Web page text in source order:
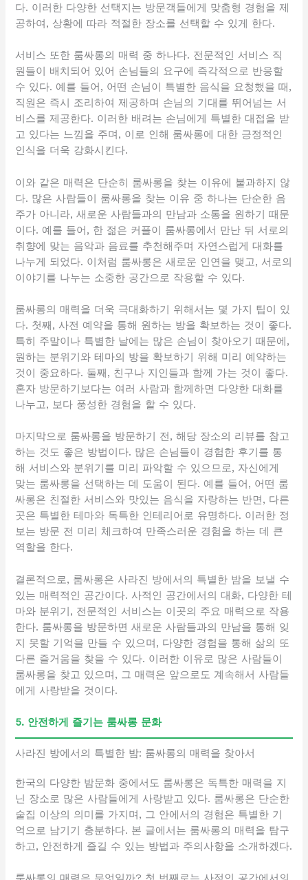
다. 이러한 다양한 선택지는 방문객들에게 맞춤형 경험을 제
공하여, 상황에 따라 적절한 장소를 선택할 수 있게 한다.
서비스 또한 룸싸롱의 매력 중 하나다. 전문적인 서비스 직
원들이 배치되어 있어 손님들의 요구에 즉각적으로 반응할
수 있다. 예를 들어, 어떤 손님이 특별한 음식을 요청했을 때,
직원은 즉시 조리하여 제공하며 손님의 기대를 뛰어넘는 서
비스를 제공한다. 이러한 배려는 손님에게 특별한 대접을 받
고 있다는 느낌을 주며, 이로 인해 룸싸롱에 대한 긍정적인
인식을 더욱 강화시킨다.
이와 같은 매력은 단순히 룸싸롱을 찾는 이유에 불과하지 않
다. 많은 사람들이 룸싸롱을 찾는 이유 중 하나는 단순한 음
주가 아니라, 새로운 사람들과의 만남과 소통을 원하기 때문
이다. 예를 들어, 한 젊은 커플이 룸싸롱에서 만난 뒤 서로의
취향에 맞는 음악과 음료를 추천해주며 자연스럽게 대화를
나누게 되었다. 이처럼 룸싸롱은 새로운 인연을 맺고, 서로의
이야기를 나누는 소중한 공간으로 작용할 수 있다.
룸싸롱의 매력을 더욱 극대화하기 위해서는 몇 가지 팁이 있
다. 첫째, 사전 예약을 통해 원하는 방을 확보하는 것이 좋다.
특히 주말이나 특별한 날에는 많은 손님이 찾아오기 때문에,
원하는 분위기와 테마의 방을 확보하기 위해 미리 예약하는
것이 중요하다. 둘째, 친구나 지인들과 함께 가는 것이 좋다.
혼자 방문하기보다는 여러 사람과 함께하면 다양한 대화를
나누고, 보다 풍성한 경험을 할 수 있다.
마지막으로 룸싸롱을 방문하기 전, 해당 장소의 리뷰를 참고
하는 것도 좋은 방법이다. 많은 손님들이 경험한 후기를 통
해 서비스와 분위기를 미리 파악할 수 있으므로, 자신에게
맞는 룸싸롱을 선택하는 데 도움이 된다. 예를 들어, 어떤 룸
싸롱은 친절한 서비스와 맛있는 음식을 자랑하는 반면, 다른
곳은 특별한 테마와 독특한 인테리어로 유명하다. 이러한 정
보는 방문 전 미리 체크하여 만족스러운 경험을 하는 데 큰
역할을 한다.
결론적으로, 룸싸롱은 사라진 방에서의 특별한 밤을 보낼 수
있는 매력적인 공간이다. 사적인 공간에서의 대화, 다양한 테
마와 분위기, 전문적인 서비스는 이곳의 주요 매력으로 작용
한다. 룸싸롱을 방문하면 새로운 사람들과의 만남을 통해 잊
지 못할 기억을 만들 수 있으며, 다양한 경험을 통해 삶의 또
다른 즐거움을 찾을 수 있다. 이러한 이유로 많은 사람들이
룸싸롱을 찾고 있으며, 그 매력은 앞으로도 계속해서 사람들
에게 사랑받을 것이다.
5. 안전하게 즐기는 룸싸롱 문화
사라진 방에서의 특별한 밤: 룸싸롱의 매력을 찾아서
한국의 다양한 밤문화 중에서도 룸싸롱은 독특한 매력을 지
닌 장소로 많은 사람들에게 사랑받고 있다. 룸싸롱은 단순한
술집 이상의 의미를 가지며, 그 안에서의 경험은 특별한 기
억으로 남기기 충분하다. 본 글에서는 룸싸롱의 매력을 탐구
하고, 안전하게 즐길 수 있는 방법과 주의사항을 소개하겠다.